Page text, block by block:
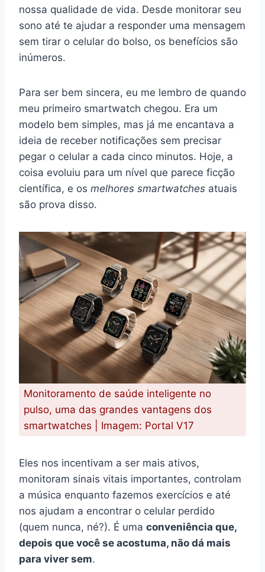
nossa qualidade de vida. Desde monitorar seu
sono até te ajudar a responder uma mensagem
sem tirar o celular do bolso, os benefícios são
inúmeros.
Para ser bem sincera, eu me lembro de quando
meu primeiro smartwatch chegou. Era um
modelo bem simples, mas já me encantava a
ideia de receber notificações sem precisar
pegar o celular a cada cinco minutos. Hoje, a
coisa evoluiu para um nível que parece ficção
científica, e os melhores smartwatches atuais
são prova disso.
Monitoramento de saúde inteligente no
pulso, uma das grandes vantagens dos
smartwatches | Imagem: Portal V17
Eles nos incentivam a ser mais ativos,
monitoram sinais vitais importantes, controlam
a música enquanto fazemos exercícios e até
nos ajudam a encontrar o celular perdido
(quem nunca, né?). É uma conveniência que,
depois que você se acostuma, não dá mais
para viver sem.